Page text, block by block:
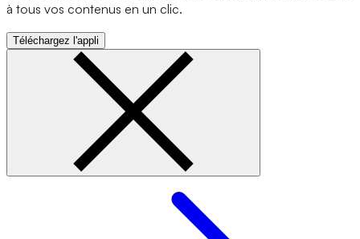
à tous vos contenus en un clic.
Téléchargez l'appli